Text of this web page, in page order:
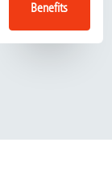
Benefits